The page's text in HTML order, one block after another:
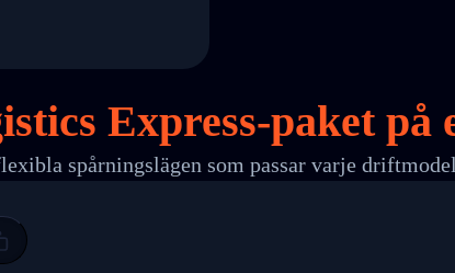
HONG KONG-HONG KONG, HONG KONG-HONG KONG,2017-03-
Express-paket på
spårningslägen som passar varje